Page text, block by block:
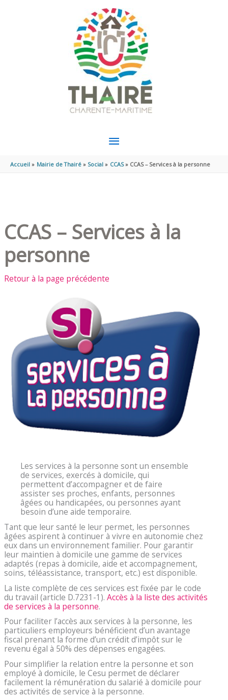
MENU
PRINCIPAL
Accueil Mairie de Thairé Social CCAS CCAS – Services à la personne
CCAS – Services à la
personne
Retour à la page précédente
Les services à la personne sont un ensemble
de services, exercés à domicile, qui
permettent d’accompagner et de faire
assister ses proches, enfants, personnes
âgées ou handicapées, ou personnes ayant
besoin d’une aide temporaire.
Tant que leur santé le leur permet, les personnes
âgées aspirent à continuer à vivre en autonomie chez
eux dans un environnement familier. Pour garantir
leur maintien à domicile une gamme de services
adaptés (repas à domicile, aide et accompagnement,
soins, téléassistance, transport, etc.) est disponible.
La liste complète de ces services est fixée par le code
du travail (article D.7231-1).Accès à la liste des activités
de services à la personne.
Pour faciliter l’accès aux services à la personne, les
particuliers employeurs bénéficient d’un avantage
fiscal prenant la forme d’un crédit d’impôt sur le
revenu égal à 50% des dépenses engagées.
Pour simplifier la relation entre la personne et son
employé à domicile, le Cesu permet de déclarer
facilement la rémunération du salarié à domicile pour
des activités de service à la personne.
Panneau de gestion des cookies